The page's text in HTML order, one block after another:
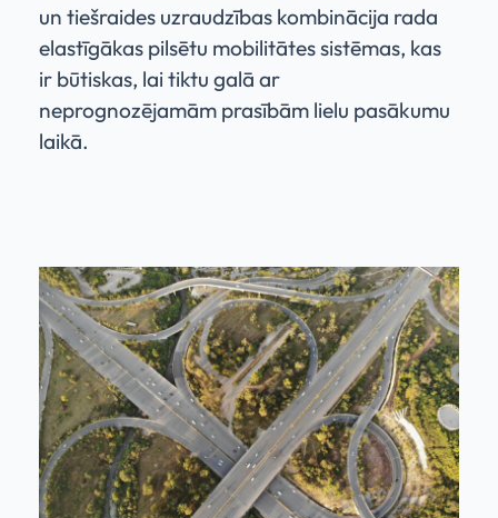
un tiešraides uzraudzības kombinācija rada
elastīgākas pilsētu mobilitātes sistēmas, kas
ir būtiskas, lai tiktu galā ar
neprognozējamām prasībām lielu pasākumu
laikā.